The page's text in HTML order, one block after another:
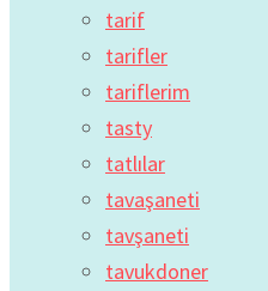
tarif
tarifler
tariflerim
tasty
tatlılar
tavaşaneti
tavşaneti
tavukdoner